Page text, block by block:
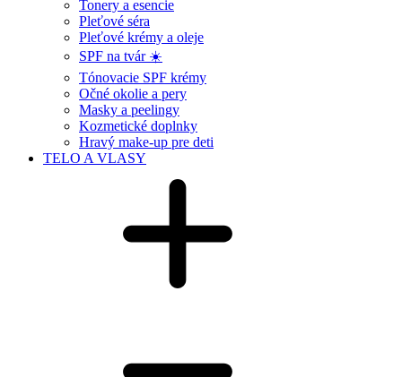
Tonery a esencie
Pleťové séra
Pleťové krémy a oleje
SPF na tvár ☀️
Tónovacie SPF krémy
Očné okolie a pery
Masky a peelingy
Kozmetické doplnky
Hravý make-up pre deti
TELO A VLASY